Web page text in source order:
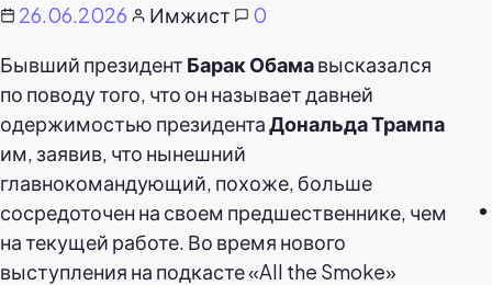
26.06.2026 Имжист
0
Бывший президент Барак Обамавысказался
по поводу того, что он называет давней
одержимостью президентаДональда Трампа
им, заявив, что нынешний
главнокомандующий, похоже, больше
сосредоточен на своем предшественнике, чем
на текущей работе. Во время нового
выступления на подкасте «All the Smoke»